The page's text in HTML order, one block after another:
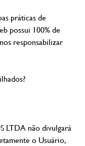
práticas de
possui 100% de
responsabilizar
LTDA não divulgará
o Usuário,